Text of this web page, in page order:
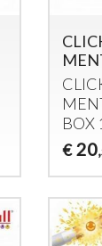
BOX
€ 20